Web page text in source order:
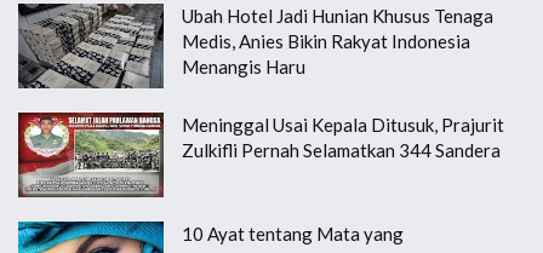
Ubah Hotel Jadi Hunian Khusus Tenaga
Medis, Anies Bikin Rakyat Indonesia
Menangis Haru
Meninggal Usai Kepala Ditusuk, Prajurit
Zulkifli Pernah Selamatkan 344 Sandera
10 Ayat tentang Mata yang